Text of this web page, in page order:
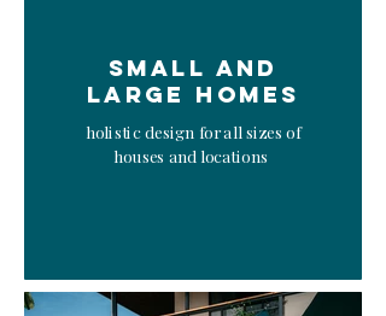
Small and
large homes
holistic design for all sizes of
houses and locations